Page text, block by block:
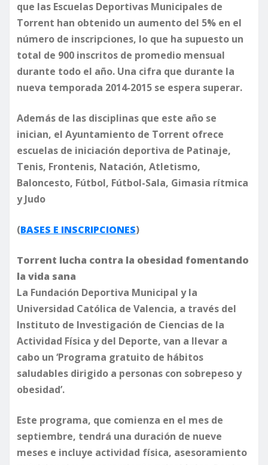
que las Escuelas Deportivas Municipales de
Torrent han obtenido un aumento del 5% en el
número de inscripciones, lo que ha supuesto un
total de 900 inscritos de promedio mensual
durante todo el año. Una cifra que durante la
nueva temporada 2014-2015 se espera superar.
Además de las disciplinas que este año se
inician, el Ayuntamiento de Torrent ofrece
escuelas de iniciación deportiva de Patinaje,
Tenis, Frontenis, Natación, Atletismo,
Baloncesto, Fútbol, Fútbol-Sala, Gimasia rítmica
y Judo
(BASES E INSCRIPCIONES)
Torrent lucha contra la obesidad fomentando
la vida sana
La Fundación Deportiva Municipal y la
Universidad Católica de Valencia, a través del
Instituto de Investigación de Ciencias de la
Actividad Física y del Deporte, van a llevar a
cabo un ‘Programa gratuito de hábitos
saludables dirigido a personas con sobrepeso y
obesidad’.
Este programa, que comienza en el mes de
septiembre, tendrá una duración de nueve
meses e incluye actividad física, asesoramiento